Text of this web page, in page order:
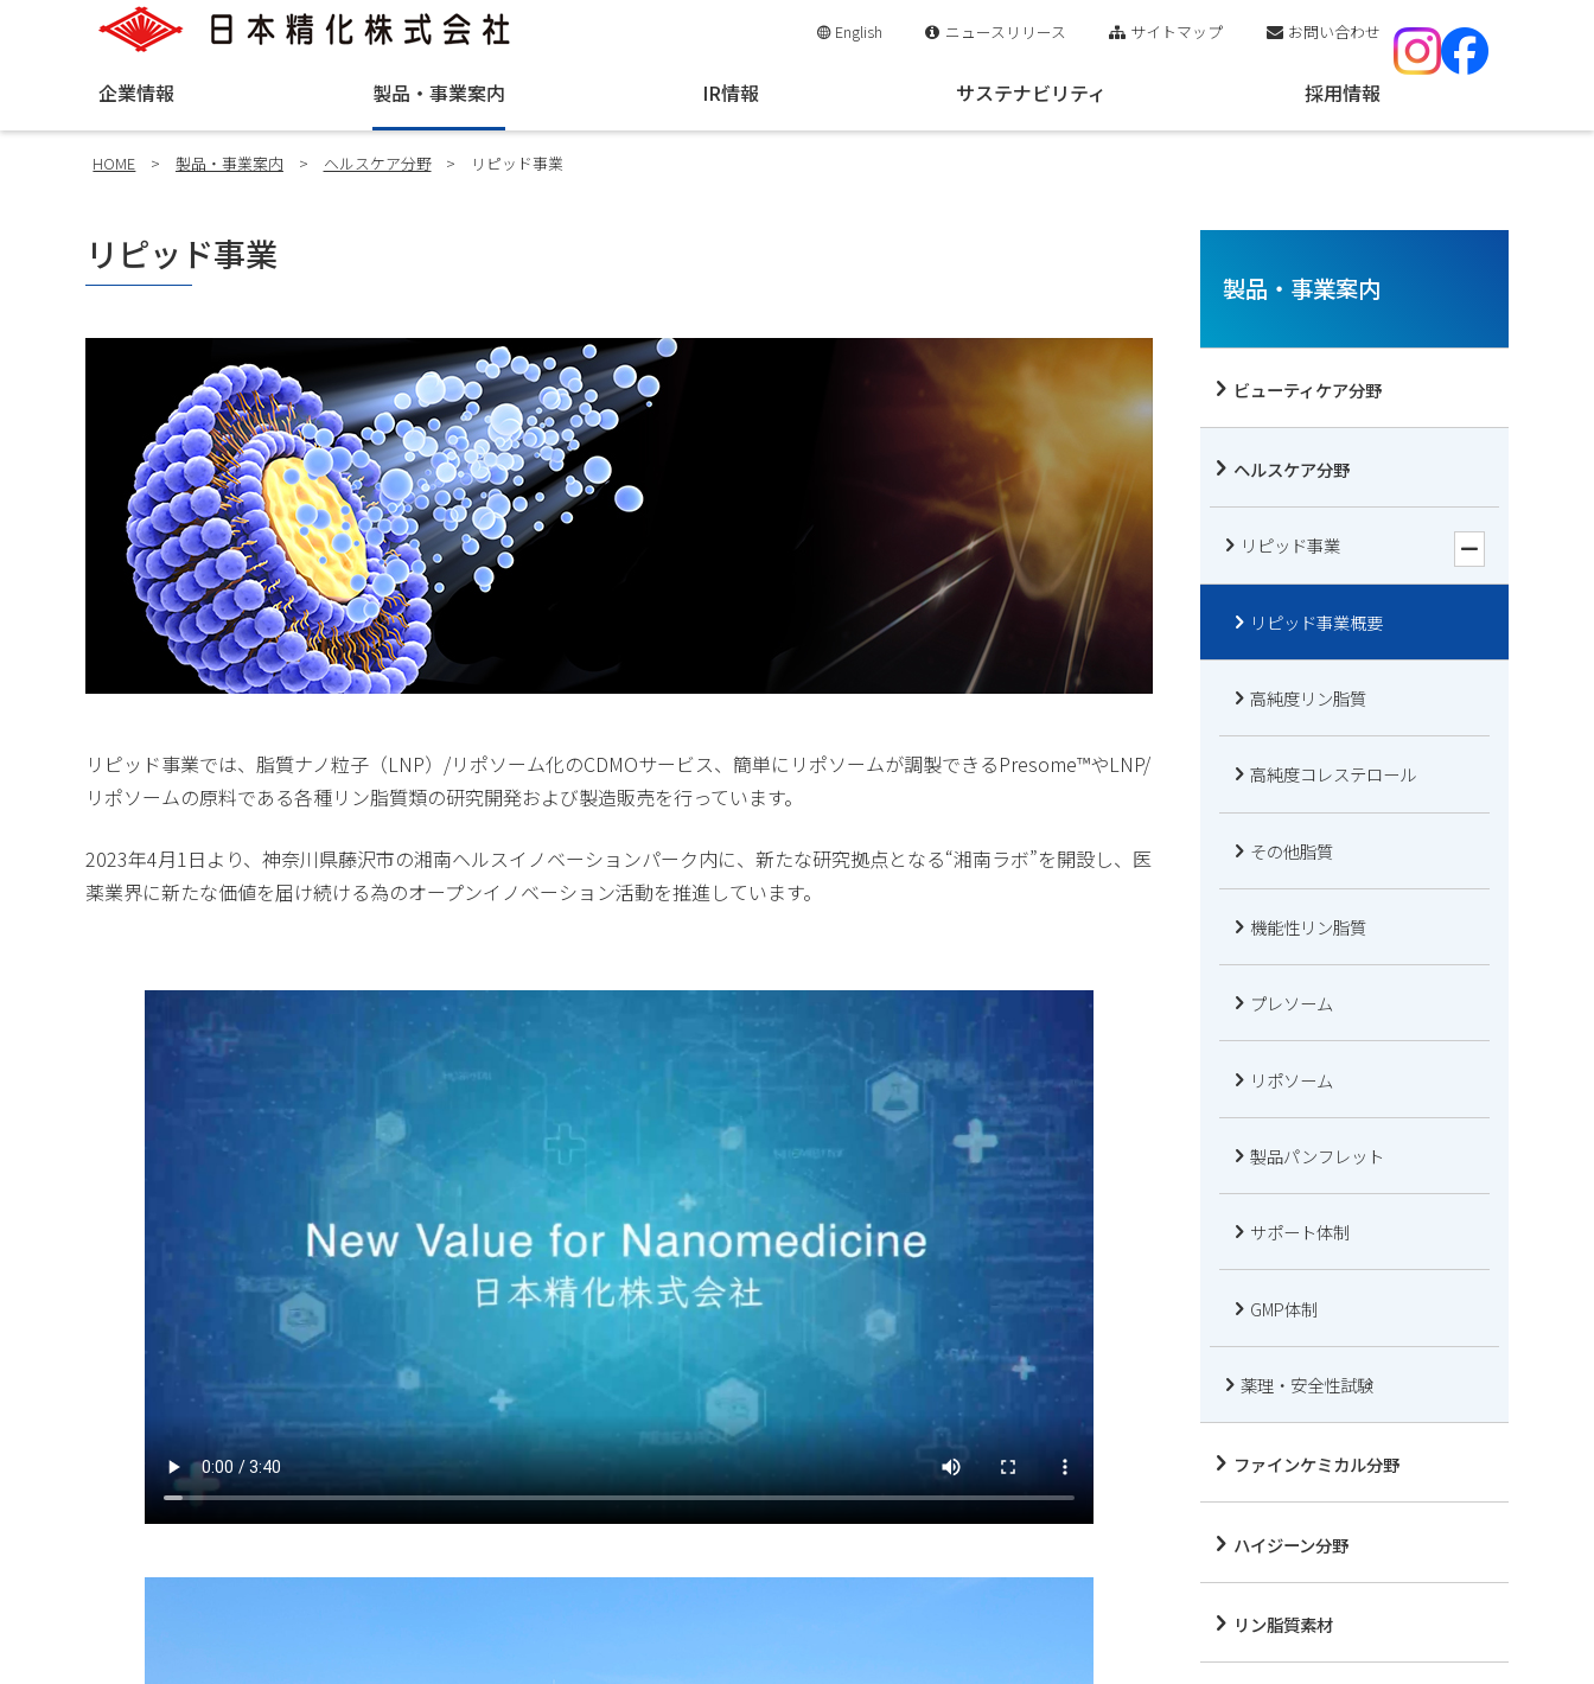
English ニュースリリース サイトマップ お問い合わせ
企業情報 製品・事業案内 IR情報 サステナビリティ 採用情報
HOME > 製品・事業案内 > ヘルスケア分野 > リピッド事業
リピッド事業
リピッド事業では、脂質ナノ粒子（LNP）/リポソーム化のCDMOサービス、簡単にリポソームが調製できるPresome™やLNP/
リポソームの原料である各種リン脂質類の研究開発および製造販売を行っています。
2023年4月1日より、神奈川県藤沢市の湘南ヘルスイノベーションパーク内に、新たな研究拠点となる“湘南ラボ”を開設し、医
薬業界に新たな価値を届け続ける為のオープンイノベーション活動を推進しています。
製品・事業案内
ビューティケア分野
ヘルスケア分野
リピッド事業
リピッド事業概要
高純度リン脂質
高純度コレステロール
その他脂質
機能性リン脂質
プレソーム
リポソーム
製品パンフレット
サポート体制
GMP体制
薬理・安全性試験
ファインケミカル分野
ハイジーン分野
リン脂質素材